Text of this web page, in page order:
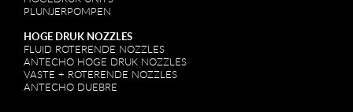
PLUNJERPOMPEN
HOGE DRUK NOZZLES
FLUID ROTERENDE NOZZLES
ANTECHO HOGE DRUK NOZZLES
VASTE + ROTERENDE NOZZLES
ANTECHO DUEBRE